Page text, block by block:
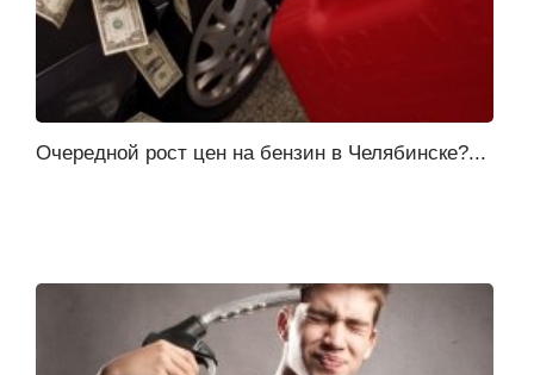
Очередной рост цен на бензин в Челябинске?...